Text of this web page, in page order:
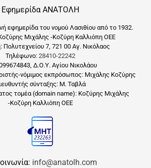
Εφημερίδα ΑΝΑΤΟΛΗ
εφημερίδα του νομού Λασιθίου από το 1932.
Κοζύρης Μιχάλης -Κοζύρη Καλλιόπη ΟΕΕ
Πολυτεχνείου 7, 721 00 Αγ. Νικόλαος
Τηλέφωνο: 28410-22242
Δ.Ο.Υ. Αγίου Νικολάου
νόμιμος εκπρόσωπος: Μιχάλης Κοζύρης
σύνταξης: Μ. Ταβλά
τομέα (domain name): Κοζύρης Μιχάλης
-Κοζύρη Καλλιόπη ΟΕΕ
info@anatolh.com